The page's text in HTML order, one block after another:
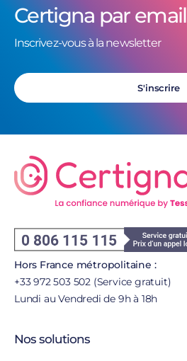
Certigna par email
Inscrivez-vous à la newsletter
S'inscrire
Hors France métropolitaine :
+33 972 503 502 (Service gratuit)
Lundi au Vendredi de 9h à 18h
Nos solutions